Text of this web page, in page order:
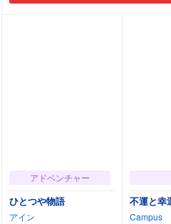
アドベンチャー
ひとつや物語
アイン
不運と幸
Campus